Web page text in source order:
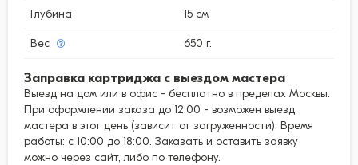
Глубина 15 см
Вес 650 г.
Заправка картриджа с выездом мастера
Выезд на дом или в офис - бесплатно в пределах Москвы.
При оформлении заказа до 12:00 - возможен выезд
мастера в этот день (зависит от загруженности). Время
работы: с 10:00 до 18:00. Заказать и оставить заявку
можно через сайт, либо по телефону.